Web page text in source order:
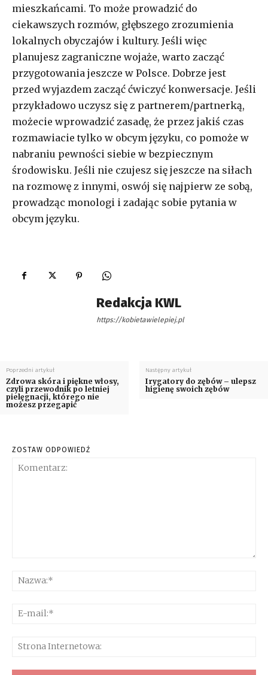
mieszkańcami. To może prowadzić do
ciekawszych rozmów, głębszego zrozumienia
lokalnych obyczajów i kultury. Jeśli więc
planujesz zagraniczne wojaże, warto zacząć
przygotowania jeszcze w Polsce. Dobrze jest
przed wyjazdem zacząć ćwiczyć konwersacje. Jeśli
przykładowo uczysz się z partnerem/partnerką,
możecie wprowadzić zasadę, że przez jakiś czas
rozmawiacie tylko w obcym języku, co pomoże w
nabraniu pewności siebie w bezpiecznym
środowisku. Jeśli nie czujesz się jeszcze na siłach
na rozmowę z innymi, oswój się najpierw ze sobą,
prowadząc monologi i zadając sobie pytania w
obcym języku.
Redakcja KWL
https://kobietawielepiej.pl
Poprzedni artykuł
Zdrowa skóra i piękne włosy,
czyli przewodnik po letniej
pielęgnacji, którego nie
możesz przegapić
Następny artykuł
Irygatory do zębów – ulepsz
higienę swoich zębów
ZOSTAW ODPOWIEDŹ